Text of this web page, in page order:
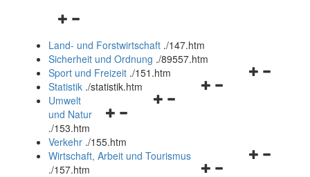
Navigationsmenü
und
schließen
Land- und Forstwirtschaft ./147.htm
Sicherheit und Ordnung ./89557.htm
Navigationsmenü
Sport und Freizeit ./151.htm
Navigationsmenü
Statistik ./statistik.htm
Navigationsmenü
und
schließen
Umwelt
und Natur
./153.htm
Verkehr ./155.htm
Navigationsmenü
Wirtschaft, Arbeit und Tourismus
./157.htm